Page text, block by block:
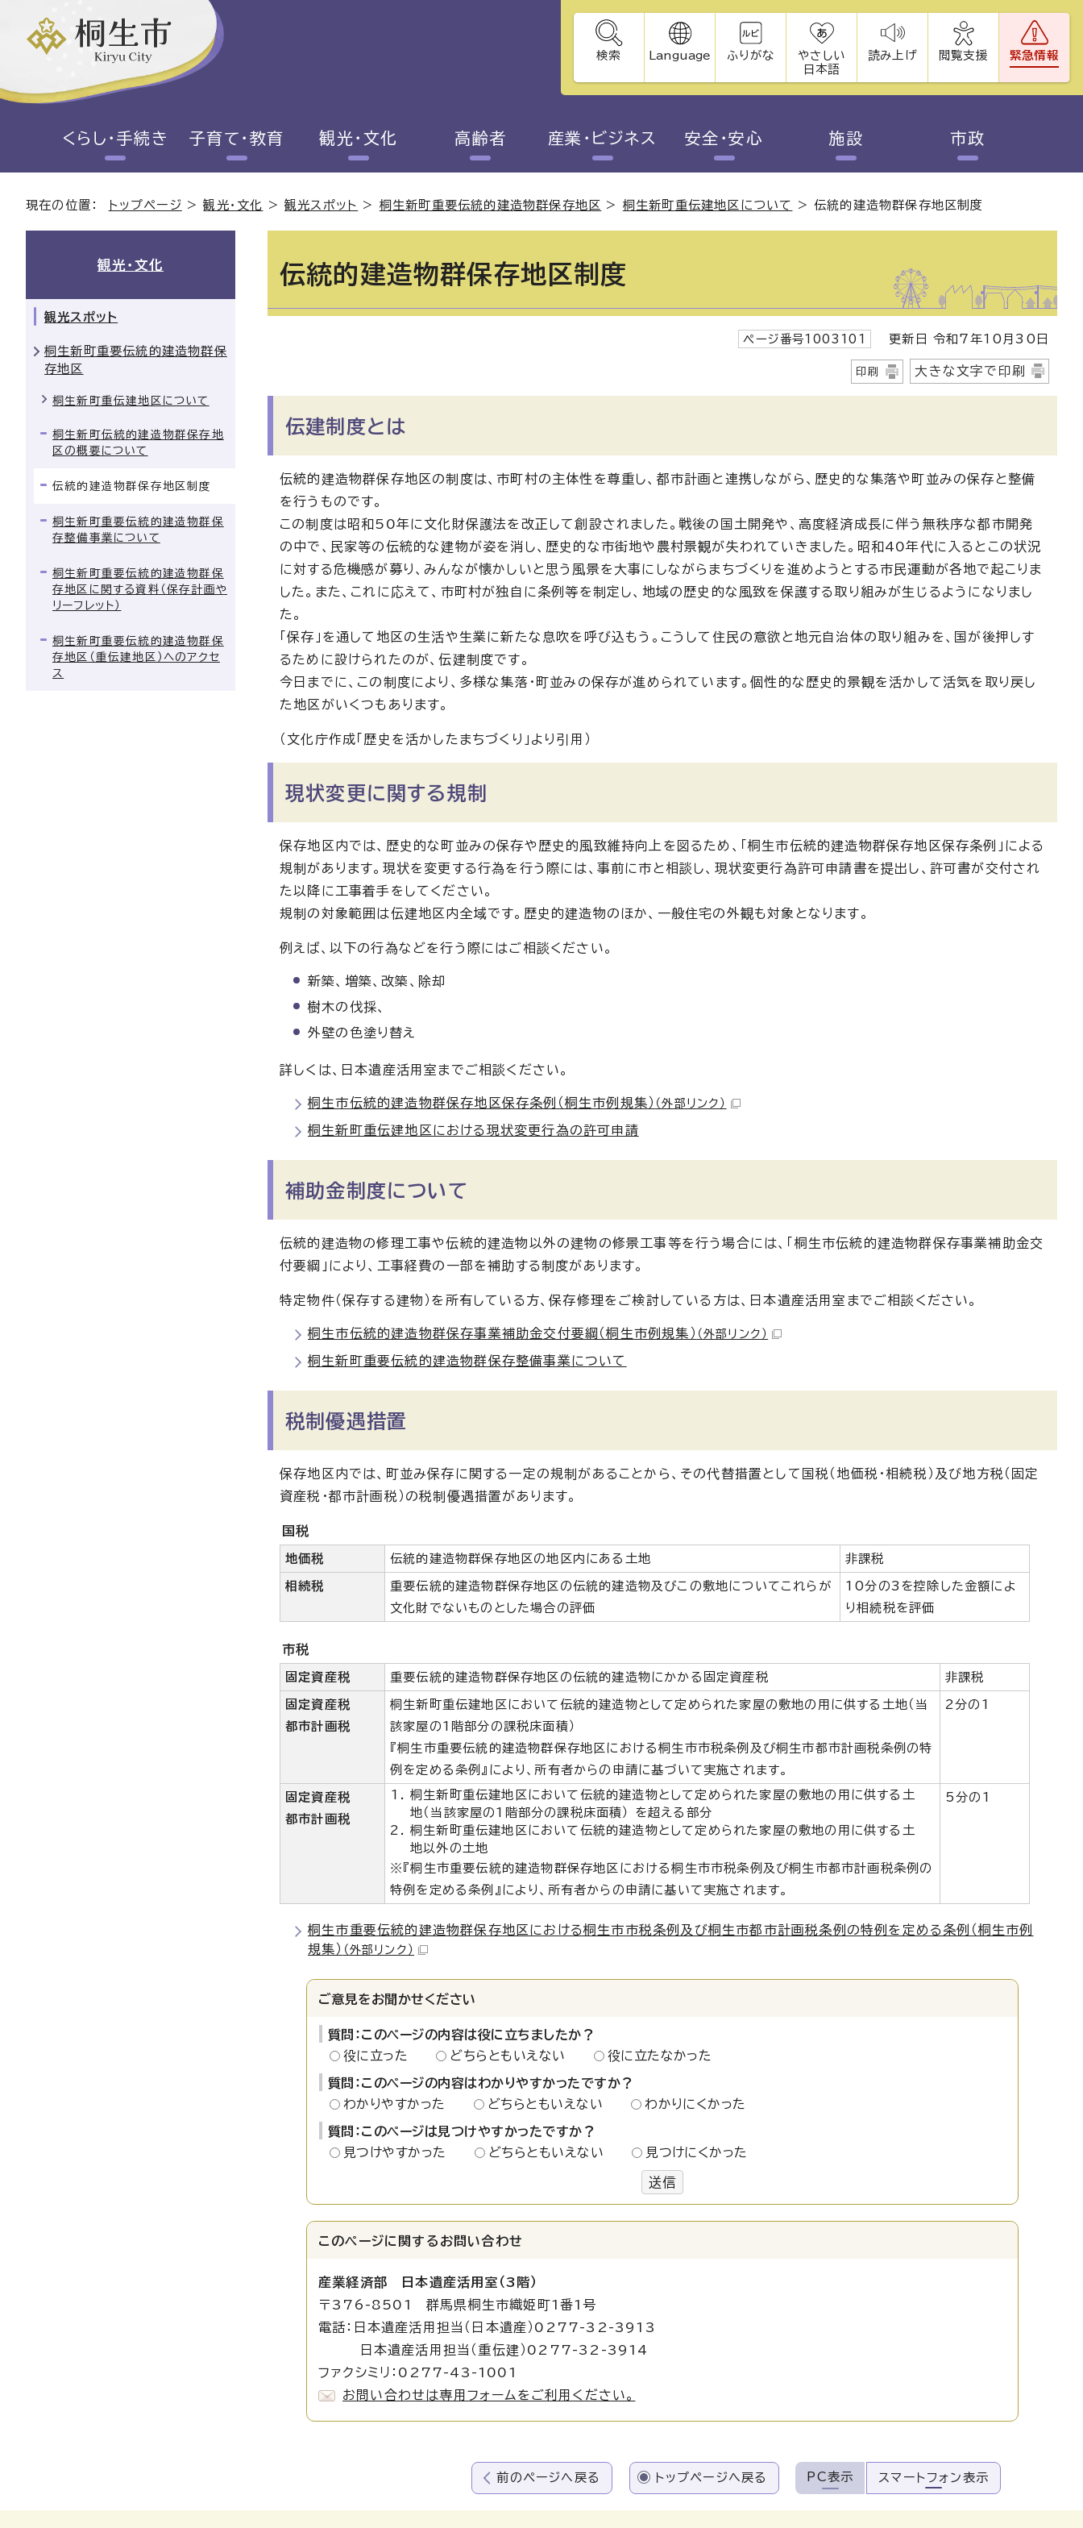
検索 Language ふりがな
やさしい
日本語
読み上げ 閲覧支援 緊急情報
くらし・手続き 子育て・教育 観光・文化 高齢者 産業・ビジネス 安全・安心 施設 市政
現在の位置： トップページ >観光・文化 >観光スポット > 桐生新町重要伝統的建造物群保存地区 > 桐生新町重伝建地区について >伝統的建造物群保存地区制度
伝統的建造物群保存地区制度
ページ番号1003101 更新日 令和7年10月30日
印刷 大きな文字で印刷
伝建制度とは
伝統的建造物群保存地区の制度は、市町村の主体性を尊重し、都市計画と連携しながら、歴史的な集落や町並みの保存と整備
を行うものです。
この制度は昭和50年に文化財保護法を改正して創設されました。戦後の国土開発や、高度経済成長に伴う無秩序な都市開発
の中で、民家等の伝統的な建物が姿を消し、歴史的な市街地や農村景観が失われていきました。昭和40年代に入るとこの状況
に対する危機感が募り、みんなが懐かしいと思う風景を大事にしながらまちづくりを進めようとする市民運動が各地で起こりま
した。また、これに応えて、市町村が独自に条例等を制定し、地域の歴史的な風致を保護する取り組みが生じるようになりまし
た。
「保存」を通して地区の生活や生業に新たな息吹を呼び込もう。こうして住民の意欲と地元自治体の取り組みを、国が後押しす
るために設けられたのが、伝建制度です。
今日までに、この制度により、多様な集落・町並みの保存が進められています。個性的な歴史的景観を活かして活気を取り戻し
た地区がいくつもあります。
（文化庁作成「歴史を活かしたまちづくり」より引用）
現状変更に関する規制
保存地区内では、歴史的な町並みの保存や歴史的風致維持向上を図るため、「桐生市伝統的建造物群保存地区保存条例」による
規制があります。現状を変更する行為を行う際には、事前に市と相談し、現状変更行為許可申請書を提出し、許可書が交付され
た以降に工事着手をしてください。
規制の対象範囲は伝建地区内全域です。歴史的建造物のほか、一般住宅の外観も対象となります。
例えば、以下の行為などを行う際にはご相談ください。
新築、増築、改築、除却
樹木の伐採、
外壁の色塗り替え
詳しくは、日本遺産活用室までご相談ください。
桐生市伝統的建造物群保存地区保存条例（桐生市例規集） （外部リンク）
桐生新町重伝建地区における現状変更行為の許可申請
補助金制度について
伝統的建造物の修理工事や伝統的建造物以外の建物の修景工事等を行う場合には、「桐生市伝統的建造物群保存事業補助金交
付要綱」により、工事経費の一部を補助する制度があります。
特定物件（保存する建物）を所有している方、保存修理をご検討している方は、日本遺産活用室までご相談ください。
桐生市伝統的建造物群保存事業補助金交付要綱（桐生市例規集） （外部リンク）
桐生新町重要伝統的建造物群保存整備事業について
税制優遇措置
保存地区内では、町並み保存に関する一定の規制があることから、その代替措置として国税（地価税・相続税）及び地方税（固定
資産税・都市計画税）の税制優遇措置があります。
国税
地価税 伝統的建造物群保存地区の地区内にある土地 非課税
相続税
重要伝統的建造物群保存地区の伝統的建造物及びこの敷地についてこれらが
文化財でないものとした場合の評価
10分の3を控除した金額によ
り相続税を評価
市税
固定資産税 重要伝統的建造物群保存地区の伝統的建造物にかかる固定資産税 非課税
固定資産税
都市計画税
桐生新町重伝建地区において伝統的建造物として定められた家屋の敷地の用に供する土地（当
該家屋の1階部分の課税床面積）
『桐生市重要伝統的建造物群保存地区における桐生市市税条例及び桐生市都市計画税条例の特
例を定める条例』により、所有者からの申請に基づいて実施されます。
2分の1
固定資産税
都市計画税
桐生新町重伝建地区において伝統的建造物として定められた家屋の敷地の用に供する土
地（当該家屋の1階部分の課税床面積） を超える部分
桐生新町重伝建地区において伝統的建造物として定められた家屋の敷地の用に供する土
地以外の土地
※『桐生市重要伝統的建造物群保存地区における桐生市市税条例及び桐生市都市計画税条例の
特例を定める条例』により、所有者からの申請に基いて実施されます。
5分の1
桐生市重要伝統的建造物群保存地区における桐生市市税条例及び桐生市都市計画税条例の特例を定める条例（桐生市例
規集） （外部リンク）
ご意見をお聞かせください
質問：このページの内容は役に立ちましたか？
役に立った
どちらともいえない 役に立たなかった
質問：このページの内容はわかりやすかったですか？
わかりやすかった
どちらともいえない わかりにくかった
質問：このページは見つけやすかったですか？
見つけやすかった
どちらともいえない 見つけにくかった
送信
このページに関する お問い合わせ
産業経済部 日本遺産活用室（3階）
〒376-8501 群馬県桐生市織姫町1番1号
電話：日本遺産活用担当（日本遺産）0277-32-3913
日本遺産活用担当（重伝建）0277-32-3914
ファクシミリ：0277-43-1001
お問い合わせは専用フォームをご利用ください。
観光・文化
観光スポット
桐生新町重要伝統的建造物群保
存地区
桐生新町重伝建地区について
桐生新町伝統的建造物群保存地
区の概要について
伝統的建造物群保存地区制度
桐生新町重要伝統的建造物群保
存整備事業について
桐生新町重要伝統的建造物群保
存地区に関する資料（保存計画や
リーフレット）
桐生新町重要伝統的建造物群保
存地区（重伝建地区）へのアクセ
ス
前のページへ戻る トップページへ戻る PC表示 スマートフォン表示